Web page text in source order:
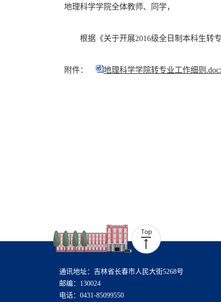
地理科学学院全体教师、同学，
根据《关于开展2016级全日制本科生转专
附件： 地理科学学院转专业工作细则
通讯地址：吉林省长春市人民大街5268号
邮编：130024
电话：0431-85099550